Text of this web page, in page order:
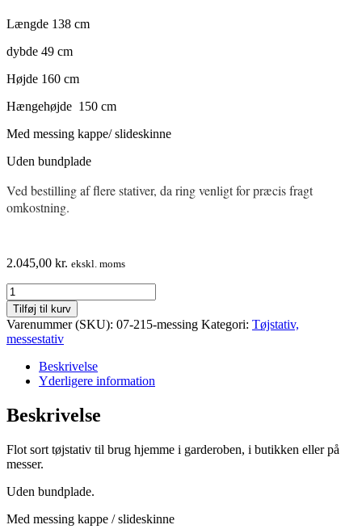
Længde 138 cm
dybde 49 cm
Højde 160 cm
Hængehøjde 150 cm
Med messing kappe/ slideskinne
Uden bundplade
Ved bestilling af flere stativer, da ring venligt for præcis fragt
omkostning.
2.045,00 kr. ekskl. moms
Messestativ
i
sort
med
flot
messing
slideskinne
Tilføj til kurv
Varenummer (SKU): 07-215-messing Kategori: Tøjstativ,
messestativ
Beskrivelse
Yderligere information
Beskrivelse
Flot sort tøjstativ til brug hjemme i garderoben, i butikken eller på
messer.
Uden bundplade.
Med messing kappe / slideskinne